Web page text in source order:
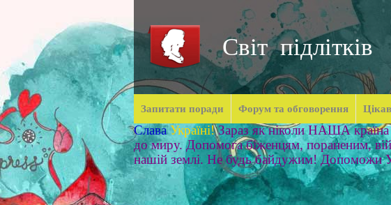
Світ підлітків
Запитати поради Форум та обговорення
Слава Україні! Зараз як ніколи НАША
до миру. Допомога біженцям, пораненим,
нашій землі. Не будь байдужим! Допоможи